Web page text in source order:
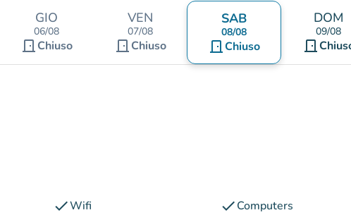
GIO
06/08
door_front Chiuso
VEN
07/08
door_front Chiuso
SAB
08/08
door_frontChiuso
DOM
09/08
door_front
checkWifi checkComputers